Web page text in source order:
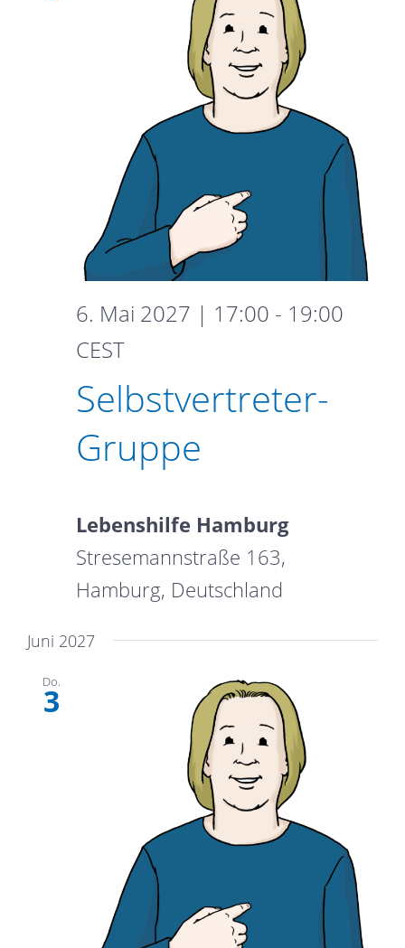
6. Mai 2027 | 17:00 - 19:00
CEST
Gruppe
Selbstvertreter-
Gruppe
Lebenshilfe Hamburg
Stresemannstraße 163,
Hamburg, Deutschland
Juni 2027
Do.
3